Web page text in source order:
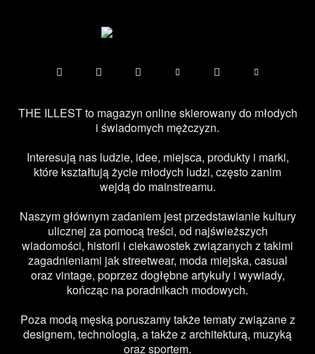
THE ILLEST to magazyn online skierowany do młodych
i świadomych mężczyzn.
Interesują nas ludzie, idee, miejsca, produkty i marki,
które kształtują życie młodych ludzi, często zanim
wejdą do mainstreamu.
Naszym głównym zadaniem jest przedstawianie kultury
ulicznej za pomocą treści, od najświeższych
wiadomości, historii i ciekawostek związanych z takimi
zagadnieniami jak streetwear, moda miejska, casual
oraz vintage, poprzez dogłębne artykuły i wywiady,
kończąc na poradnikach modowych.
Poza modą męską poruszamy także tematy związane z
designem, technologią, a także z architekturą, muzyką
oraz sportem.